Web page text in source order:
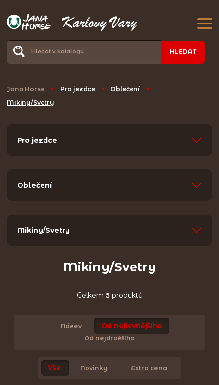
HLEDAT
Jana Horse > Pro jezdce > Oblečení
>
Mikiny/Svetry
Pro jezdce
Oblečení
Mikiny/Svetry
Mikiny/Svetry
Celkem 5produktů
Název Od nejlevnějšího
Od nejdražšího
Vše Novinky Extra cena